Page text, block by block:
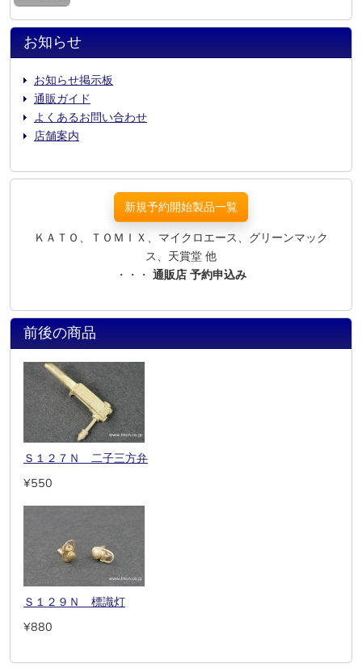
お知らせ
お知らせ掲示板
通販ガイド
よくあるお問い合わせ
店舗案内
新規予約開始製品一覧
ＫＡＴＯ、ＴＯＭＩＸ、マイクロエース、グリーンマック
ス、天賞堂 他
・・・ 通販店 予約申込み
前後の商品
Ｓ１２７Ｎ 二子三方弁
¥550
Ｓ１２９Ｎ 標識灯
¥880